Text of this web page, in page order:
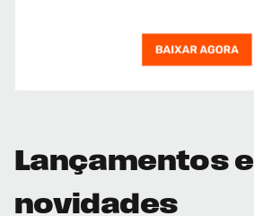
Lançamentos e
novidades